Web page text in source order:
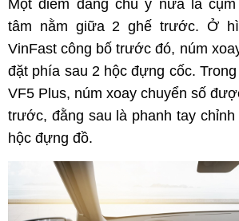
Một điểm đáng chú ý nữa là
tâm nằm giữa 2 ghế trước. Ở
VinFast công bố trước đó, núm
đặt phía sau 2 hộc đựng cốc.
VF5 Plus, núm xoay chuyển số
trước, đằng sau là phanh tay
hộc đựng đồ.